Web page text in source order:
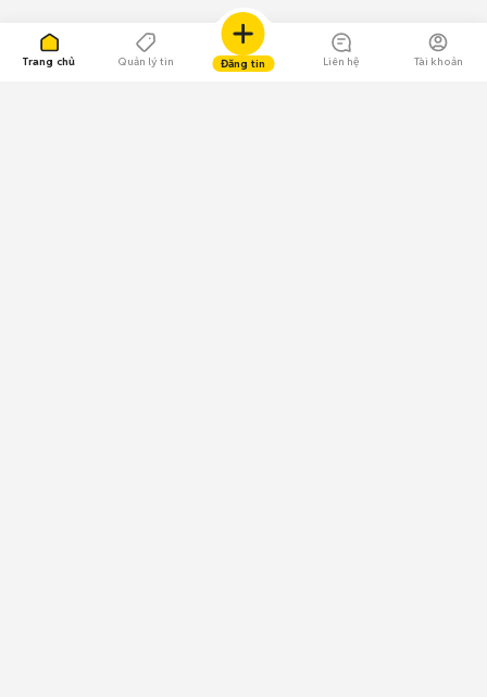
Trang chủ Quản lý tin Đăng tin Liên hệ Tài khoản